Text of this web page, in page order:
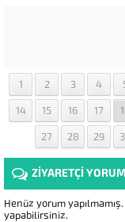
1 2 3 4
14 15 16 17
27 28 29
ZİYARETÇİ
Henüz yorum
yapabilirsiniz.